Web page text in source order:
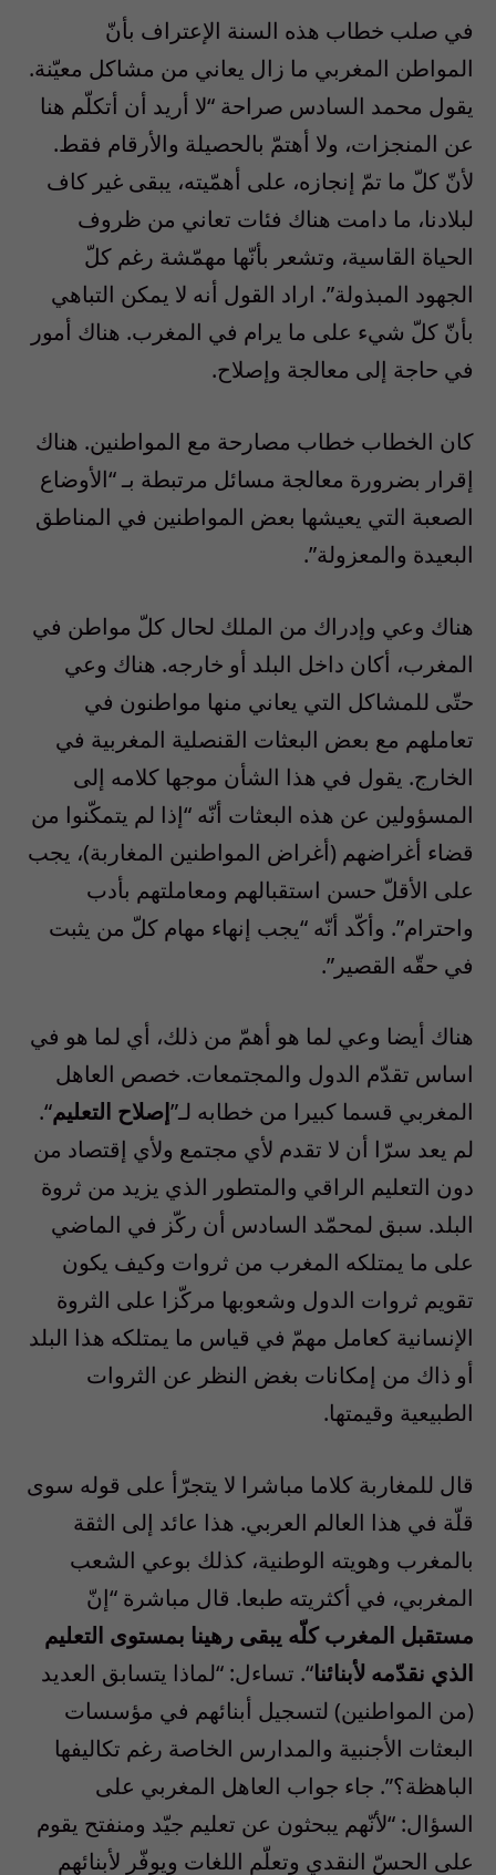
في صلب خطاب هذه السنة الإعتراف بأنّ
المواطن المغربي ما زال يعاني من مشاكل معيّنة.
يقول محمد السادس صراحة “لا أريد أن أتكلّم هنا
عن المنجزات، ولا أهتمّ بالحصيلة والأرقام فقط.
لأنّ كلّ ما تمّ إنجازه، على أهمّيته، يبقى غير كاف
لبلادنا، ما دامت هناك فئات تعاني من ظروف
الحياة القاسية، وتشعر بأنّها مهمّشة رغم كلّ
الجهود المبذولة”. اراد القول أنه لا يمكن التباهي
بأنّ كلّ شيء على ما يرام في المغرب. هناك أمور
في حاجة إلى معالجة وإصلاح.
كان الخطاب خطاب مصارحة مع المواطنين. هناك
إقرار بضرورة معالجة مسائل مرتبطة بـ “الأوضاع
الصعبة التي يعيشها بعض المواطنين في المناطق
البعيدة والمعزولة”.
هناك وعي وإدراك من الملك لحال كلّ مواطن في
المغرب، أكان داخل البلد أو خارجه. هناك وعي
حتّى للمشاكل التي يعاني منها مواطنون في
تعاملهم مع بعض البعثات القنصلية المغربية في
الخارج. يقول في هذا الشأن موجها كلامه إلى
المسؤولين عن هذه البعثات أنّه “إذا لم يتمكّنوا من
قضاء أغراضهم (أغراض المواطنين المغاربة)، يجب
على الأقلّ حسن استقبالهم ومعاملتهم بأدب
واحترام”. وأكّد أنّه “يجب إنهاء مهام كلّ من يثبت
في حقّه القصير”.
هناك أيضا وعي لما هو أهمّ من ذلك، أي لما هو في
اساس تقدّم الدول والمجتمعات. خصص العاهل
المغربي قسما كبيرا من خطابه لـ”إصلاح التعليم“.
لم يعد سرّا أن لا تقدم لأي مجتمع ولأي إقتصاد من
دون التعليم الراقي والمتطور الذي يزيد من ثروة
البلد. سبق لمحمّد السادس أن ركّز في الماضي
على ما يمتلكه المغرب من ثروات وكيف يكون
تقويم ثروات الدول وشعوبها مركّزا على الثروة
الإنسانية كعامل مهمّ في قياس ما يمتلكه هذا البلد
أو ذاك من إمكانات بغض النظر عن الثروات
الطبيعية وقيمتها.
قال للمغاربة كلاما مباشرا لا يتجرّأ على قوله سوى
قلّة في هذا العالم العربي. هذا عائد إلى الثقة
بالمغرب وهويته الوطنية، كذلك بوعي الشعب
المغربي، في أكثريته طبعا. قال مباشرة “إنّ
مستقبل المغرب كلّه يبقى رهينا بمستوى التعليم
الذي نقدّمه لأبنائنا“. تساءل: “لماذا يتسابق العديد
(من المواطنين) لتسجيل أبنائهم في مؤسسات
البعثات الأجنبية والمدارس الخاصة رغم تكاليفها
الباهظة؟”. جاء جواب العاهل المغربي على
السؤال: “لأنّهم يبحثون عن تعليم جيّد ومنفتح يقوم
على الحسّ النقدي وتعلّم اللغات ويوفّر لأبنائهم